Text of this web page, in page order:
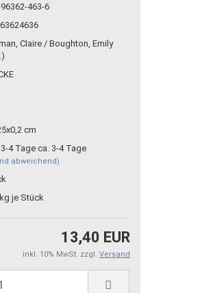
463-6
Claire / Boughton, Emily
cm
ca. 3-4 Tage
abweichend)
kg je Stück
13,40 EUR
inkl. 10% MwSt. zzgl. Versand